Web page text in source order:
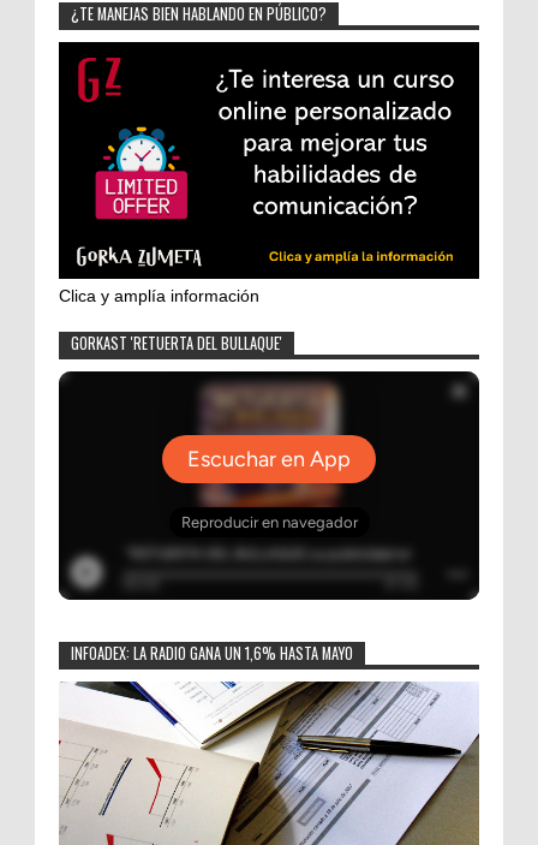
¿TE MANEJAS BIEN HABLANDO EN PÚBLICO?
Clica y amplía información
GORKAST 'RETUERTA DEL BULLAQUE'
INFOADEX: LA RADIO GANA UN 1,6% HASTA MAYO